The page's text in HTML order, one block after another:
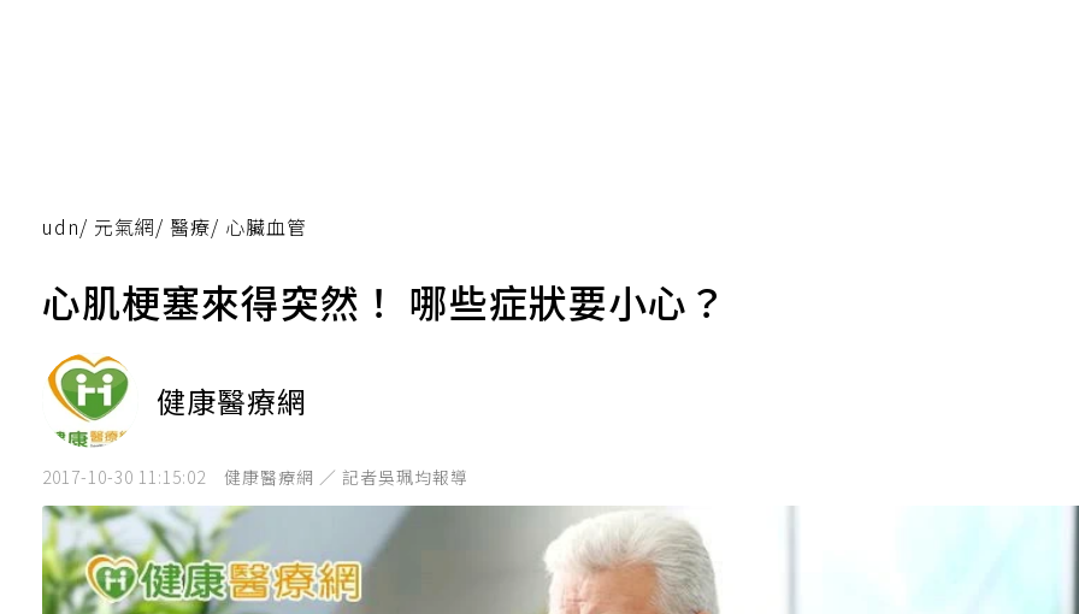
udn/ 元氣網/ 醫療/ 心臟血管
心肌梗塞來得突然！ 哪些症狀要小心？
健康醫療網
2017-10-30 11:15:02 健康醫療網 ／ 記者吳珮均報導